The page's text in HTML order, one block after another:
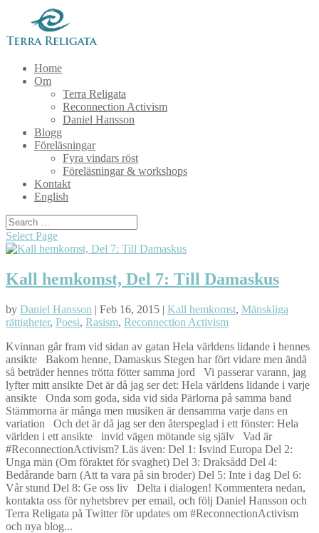
Home
Om
Terra Religata
Reconnection Activism
Daniel Hansson
Blogg
Föreläsningar
Fyra vindars röst
Föreläsningar & workshops
Kontakt
English
Select Page
Kall hemkomst, Del 7: Till Damaskus
by Daniel Hansson | Feb 16, 2015 | Kall hemkomst, Mänskliga
rättigheter, Poesi, Rasism, Reconnection Activism
Kvinnan går fram vid sidan av gatan Hela världens lidande i hennes
ansikte Bakom henne, Damaskus Stegen har fört vidare men ändå
så beträder hennes trötta fötter samma jord Vi passerar varann, jag
lyfter mitt ansikte Det är då jag ser det: Hela världens lidande i varje
ansikte Onda som goda, sida vid sida Pärlorna på samma band
Stämmorna är många men musiken är densamma varje dans en
variation Och det är då jag ser den återspeglad i ett fönster: Hela
världen i ett ansikte invid vägen mötande sig själv Vad är
#ReconnectionActivism? Läs även: Del 1: Isvind Europa Del 2:
Unga män (Om föraktet för svaghet) Del 3: Draksådd Del 4:
Bedårande barn (Att ta vara på sin broder) Del 5: Inte i dag Del 6:
Vår stund Del 8: Ge oss liv Delta i dialogen! Kommentera nedan,
kontakta oss för nyhetsbrev per email, och följ Daniel Hansson och
Terra Religata på Twitter för updates om #ReconnectionActivism
och nya blog...